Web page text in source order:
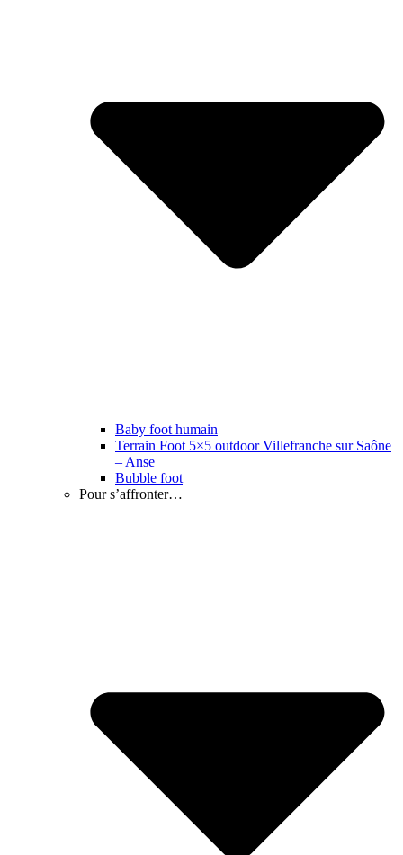
Baby foot humain
Terrain Foot 5×5 outdoor Villefranche sur Saône
– Anse
Bubble foot
Pour s’affronter…